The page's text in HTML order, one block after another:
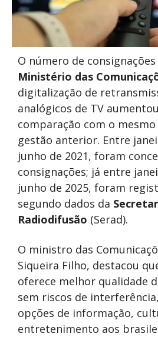
O número de
Ministério das
digitalização de
analógicos de TV
comparação com o
gestão anterior. Entre
junho de 2021, foram
consignações; já entre
junho de 2025, foram
segundo dados da
Radiodifusão (Serad).
O ministro das
Siqueira Filho, destacou
oferece melhor qualidade
sem riscos de
opções de informação,
entretenimento aos